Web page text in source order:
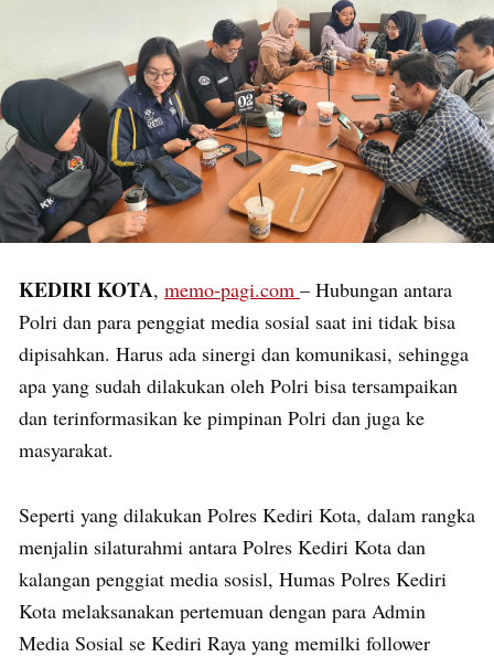
KEDIRI KOTA, memo-pagi.com – Hubungan antara
Polri dan para penggiat media sosial saat ini tidak bisa
dipisahkan. Harus ada sinergi dan komunikasi, sehingga
apa yang sudah dilakukan oleh Polri bisa tersampaikan
dan terinformasikan ke pimpinan Polri dan juga ke
masyarakat.
Seperti yang dilakukan Polres Kediri Kota, dalam rangka
menjalin silaturahmi antara Polres Kediri Kota dan
kalangan penggiat media sosisl, Humas Polres Kediri
Kota melaksanakan pertemuan dengan para Admin
Media Sosial se Kediri Raya yang memilki follower